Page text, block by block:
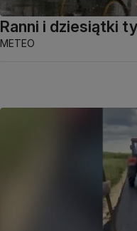
Ranni i dziesiątki
METEO